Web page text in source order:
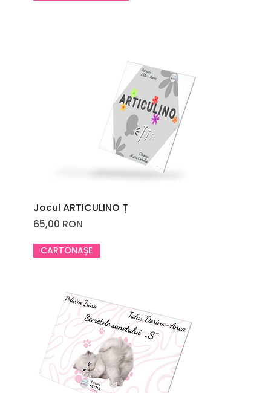
Jocul ARTICULINO Ț
Price
65,00 RON
CARTONAȘE